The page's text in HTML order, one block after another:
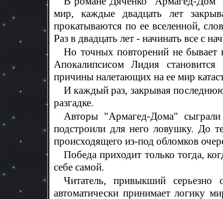
мир, каждые двадцать лет
прокатываются по ее вселенной,
Раз в двадцать лет - начинать все с
Но точных повторений не
Апокалипсисом Лидия
причины налетающих на ее мир
И каждый раз, закрывая
разгадке.
Авторы "Армагед-Дома"
подстроили для него ловушку. До
происходящего из-под обломков
Победа приходит только тогда,
себе самой.
Читатель, привыкший серьезно
автоматически принимает логику